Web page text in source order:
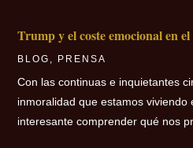
Trump y el coste emocional en
BLOG , PRENSA
Con las continuas e inquietantes
inmoralidad que estamos viviendo
interesante comprender qué nos